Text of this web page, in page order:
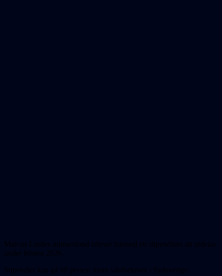
Marcus Lindes minnesfond utlyser härmed ett stipendium att utdelas
under hösten 2026.
Stipendiet kan gå till person inom vårdsektorn i Sydsverige: